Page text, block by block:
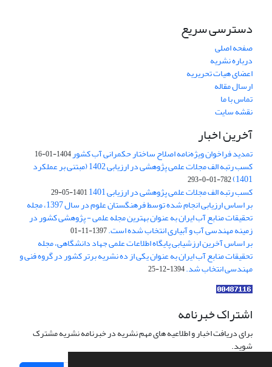
دسترسی سریع
صفحه اصلی
درباره نشریه
اعضای هیات تحریریه
ارسال مقاله
تماس با ما
نقشه سایت
آخرین اخبار
تمدید فراخوان ویژه‌نامه اصلاح ساختار حکمرانی آب کشور1404-01-16
کسب رتبه الف مجلات علمی پژوهشی در ارزیابی 1402 (مبتنی بر عملکرد
1401)
782-01-0-293
کسب رتبه الف مجلات علمی پژوهشی در ارزیابی 1401 1401-05-29
بر اساس ارزیابی انجام شده توسط فرهنگستان علوم در سال 1397، مجله
تحقیقات منابع آب ایران به عنوان بهترین مجله علمی - پژوهشی کشور در
زمینه مهندسی آب و آبیاری انتخاب شده است.1397-11-01
بر اساس آخرین ارزشیابی پایگاه اطلاعات علمی جهاد دانشگاهی، مجله
تحقیقات منابع آب ایران به عنوان یکی از ده نشریه برتر کشور در گروه فنی و
مهندسی انتخاب شد.1394-12-25
اشتراک خبرنامه
برای دریافت اخبار و اطلاعیه های مهم نشریه در خبرنامه نشریه مشترک
شوید.